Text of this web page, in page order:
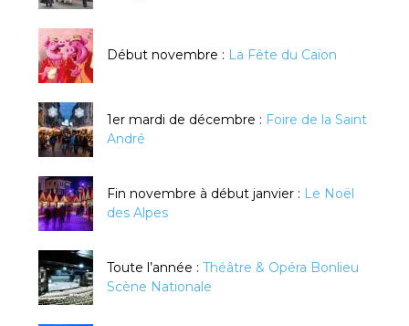
Début novembre : La Fête du Caïon
1er mardi de décembre : Foire de la Saint
André
Fin novembre à début janvier : Le Noël
des Alpes
Toute l’année : Théâtre & Opéra Bonlieu
Scène Nationale